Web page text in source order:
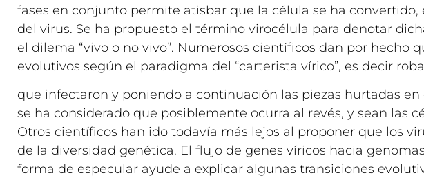
fases en conjunto permite atisbar que la célula se ha
del virus. Se ha propuesto el término virocélula para denotar
el dilema “vivo o no vivo”. Numerosos científicos dan por hecho
evolutivos según el paradigma del “carterista vírico”, es decir
que infectaron y poniendo a continuación las piezas hurtadas
se ha considerado que posiblemente ocurra al revés, y sean las
Otros científicos han ido todavía más lejos al proponer que los
de la diversidad genética. El flujo de genes víricos hacia
forma de especular ayude a explicar algunas transiciones